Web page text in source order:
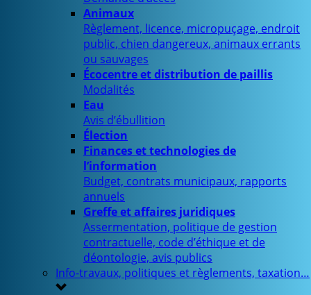
Animaux
Règlement, licence, micropuçage, endroit
public, chien dangereux, animaux errants
ou sauvages
Écocentre et distribution de paillis
Modalités
Eau
Avis d’ébullition
Élection
Finances et technologies de
l’information
Budget, contrats municipaux, rapports
annuels
Greffe et affaires juridiques
Assermentation, politique de gestion
contractuelle, code d’éthique et de
déontologie, avis publics
Info-travaux, politiques et règlements, taxation…